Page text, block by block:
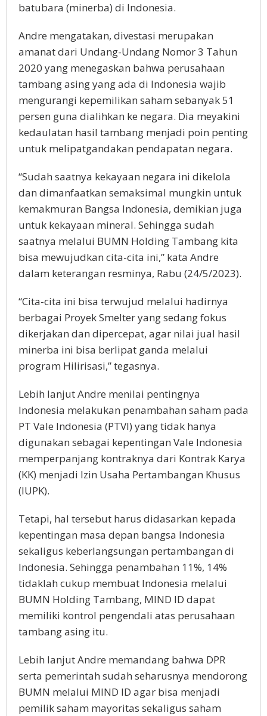
batubara (minerba) di Indonesia.
Andre mengatakan, divestasi merupakan
amanat dari Undang-Undang Nomor 3 Tahun
2020 yang menegaskan bahwa perusahaan
tambang asing yang ada di Indonesia wajib
mengurangi kepemilikan saham sebanyak 51
persen guna dialihkan ke negara. Dia meyakini
kedaulatan hasil tambang menjadi poin penting
untuk melipatgandakan pendapatan negara.
“Sudah saatnya kekayaan negara ini dikelola
dan dimanfaatkan semaksimal mungkin untuk
kemakmuran Bangsa Indonesia, demikian juga
untuk kekayaan mineral. Sehingga sudah
saatnya melalui BUMN Holding Tambang kita
bisa mewujudkan cita-cita ini,” kata Andre
dalam keterangan resminya, Rabu (24/5/2023).
“Cita-cita ini bisa terwujud melalui hadirnya
berbagai Proyek Smelter yang sedang fokus
dikerjakan dan dipercepat, agar nilai jual hasil
minerba ini bisa berlipat ganda melalui
program Hilirisasi,” tegasnya.
Lebih lanjut Andre menilai pentingnya
Indonesia melakukan penambahan saham pada
PT Vale Indonesia (PTVI) yang tidak hanya
digunakan sebagai kepentingan Vale Indonesia
memperpanjang kontraknya dari Kontrak Karya
(KK) menjadi Izin Usaha Pertambangan Khusus
(IUPK).
Tetapi, hal tersebut harus didasarkan kepada
kepentingan masa depan bangsa Indonesia
sekaligus keberlangsungan pertambangan di
Indonesia. Sehingga penambahan 11%, 14%
tidaklah cukup membuat Indonesia melalui
BUMN Holding Tambang, MIND ID dapat
memiliki kontrol pengendali atas perusahaan
tambang asing itu.
Lebih lanjut Andre memandang bahwa DPR
serta pemerintah sudah seharusnya mendorong
BUMN melalui MIND ID agar bisa menjadi
pemilik saham mayoritas sekaligus saham